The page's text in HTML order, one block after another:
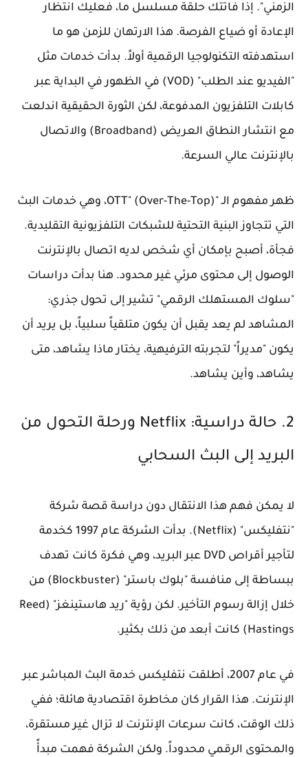
الزمني". إذا فاتتك حلقة مسلسل ما، فعليك انتظار
الإعادة أو ضياع الفرصة. هذا الارتهان للزمن هو ما
استهدفته التكنولوجيا الرقمية أولاً. بدأت خدمات مثل
"الفيديو عند الطلب" (VOD) في الظهور في البداية عبر
كابلات التلفزيون المدفوعة، لكن الثورة الحقيقية اندلعت
مع انتشار النطاق العريض (Broadband) والاتصال
بالإنترنت عالي السرعة.
ظهر مفهوم الـ "OTT" (Over-The-Top)، وهي خدمات البث
التي تتجاوز البنية التحتية للشبكات التلفزيونية التقليدية.
فجأة، أصبح بإمكان أي شخص لديه اتصال بالإنترنت
الوصول إلى محتوى مرئي غير محدود. هنا بدأت دراسات
"سلوك المستهلك الرقمي" تشير إلى تحول جذري:
المشاهد لم يعد يقبل أن يكون متلقياً سلبياً، بل يريد أن
يكون "مديراً" لتجربته الترفيهية، يختار ماذا يشاهد، متى
يشاهد، وأين يشاهد.
2. حالة دراسية: Netflix ورحلة التحول من
البريد إلى البث السحابي
لا يمكن فهم هذا الانتقال دون دراسة قصة شركة
"نتفليكس" (Netflix). بدأت الشركة عام 1997 كخدمة
لتأجير أقراص DVD عبر البريد، وهي فكرة كانت تهدف
ببساطة إلى منافسة "بلوك باستر" (Blockbuster) من
خلال إزالة رسوم التأخير. لكن رؤية "ريد هاستينغز" (Reed
Hastings) كانت أبعد من ذلك بكثير.
في عام 2007، أطلقت نتفليكس خدمة البث المباشر عبر
الإنترنت. هذا القرار كان مخاطرة اقتصادية هائلة؛ ففي
ذلك الوقت، كانت سرعات الإنترنت لا تزال غير مستقرة،
والمحتوى الرقمي محدوداً. ولكن الشركة فهمت مبدأً